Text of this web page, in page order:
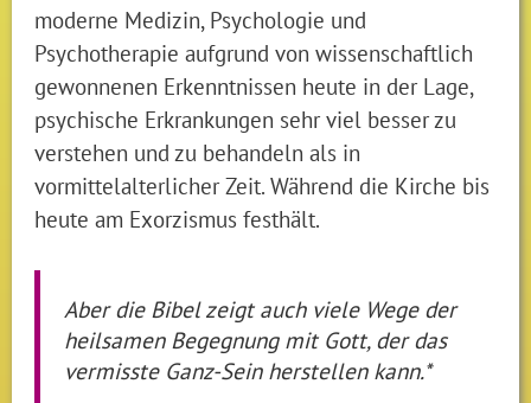
moderne Medizin, Psychologie und
Psychotherapie aufgrund von wissenschaftlich
gewonnenen Erkenntnissen heute in der Lage,
psychische Erkrankungen sehr viel besser zu
verstehen und zu behandeln als in
vormittelalterlicher Zeit. Während die Kirche bis
heute am Exorzismus festhält.
Aber die Bibel zeigt auch viele Wege der
heilsamen Begegnung mit Gott, der das
vermisste Ganz-Sein herstellen kann.*